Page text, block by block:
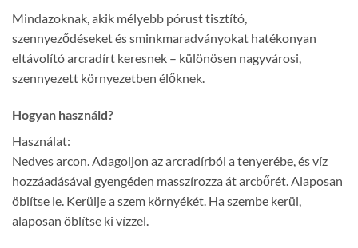
Mindazoknak, akik mélyebb pórust tisztító,
szennyeződéseket és sminkmaradványokat hatékonyan
eltávolító arcradírt keresnek – különösen nagyvárosi,
szennyezett környezetben élőknek.
Hogyan használd?
Használat:
Nedves arcon. Adagoljon az arcradírból a tenyerébe, és víz
hozzáadásával gyengéden masszírozza át arcbőrét. Alaposan
öblítse le. Kerülje a szem környékét. Ha szembe kerül,
alaposan öblítse ki vízzel.